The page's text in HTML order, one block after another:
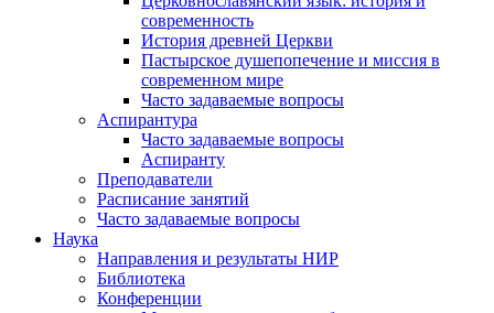
современность
История древней Церкви
Пастырское душепопечение и миссия в
современном мире
Часто задаваемые вопросы
Аспирантура
Часто задаваемые вопросы
Аспиранту
Преподаватели
Расписание занятий
Часто задаваемые вопросы
Наука
Направления и результаты НИР
Библиотека
Конференции